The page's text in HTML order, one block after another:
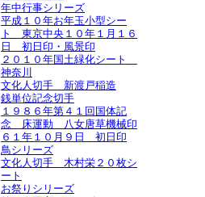
年中行事シリーズ
平成１０年お年玉小型シー
ト 東京中央１０年１月１６
日 初日印・風景印
２０１０年国土緑化シート
神奈川
文化人切手 新渡戸稲造
銭単位記念切手
１９８６年第４１回国体記
念 床運動 八女唐草機械印
６１年１０月９日 初日印
鳥シリーズ
文化人切手 木村栄２０枚シ
ート
お祭りシリーズ